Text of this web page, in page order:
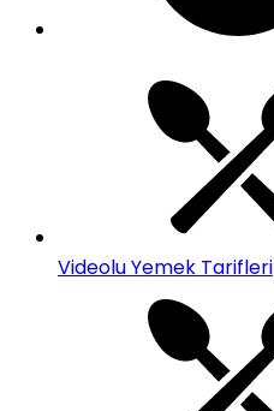
Videolu Yemek Tarifleri